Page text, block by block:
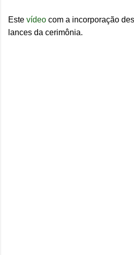
Este vídeo com a incorporação
lances da cerimônia.